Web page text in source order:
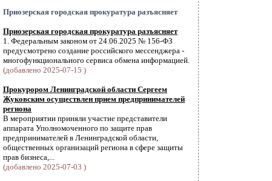
Приозерская городская прокуратура разъясняет
Приозерская городская прокуратура разъясняет
1. Федеральным законом от 24.06.2025 № 156-ФЗ
предусмотрено создание российского мессенджера -
многофункционального сервиса обмена информацией.
(добавлено 2025-07-15 )
Прокурором Ленинградской области Сергеем
Жуковским осуществлен прием предпринимателей
региона
В мероприятии приняли участие представители
аппарата Уполномоченного по защите прав
предпринимателей в Ленинградской области,
общественных организаций региона в сфере защиты
прав бизнеса,...
(добавлено 2025-07-03 )